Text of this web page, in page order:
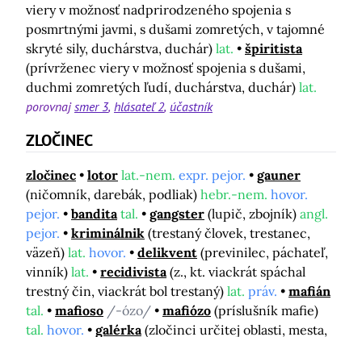
viery v možnosť nadprirodzeného spojenia s
posmrtnými javmi, s dušami zomretých, v tajomné
skryté sily, duchárstva, duchár) lat.
špiritista
(prívrženec viery v možnosť spojenia s dušami,
duchmi zomretých ľudí, duchárstva, duchár) lat.
porovnajsmer 3 hlásateľ 2 účastník
ZLOČINEC
zločinec lotor lat.-nem. expr. pejor.
gauner
(ničomník, darebák, podliak) hebr.-nem. hovor.
pejor.
bandita tal. gangster (lupič, zbojník) angl.
pejor.
kriminálnik (trestaný človek, trestanec,
väzeň) lat. hovor. delikvent (previnilec, páchateľ,
vinník) lat. recidivista (z., kt. viackrát spáchal
trestný čin, viackrát bol trestaný) lat. práv.
mafián
tal.
mafioso /-ózo/ mafiózo (príslušník mafie)
tal. hovor. galérka (zločinci určitej oblasti, mesta,